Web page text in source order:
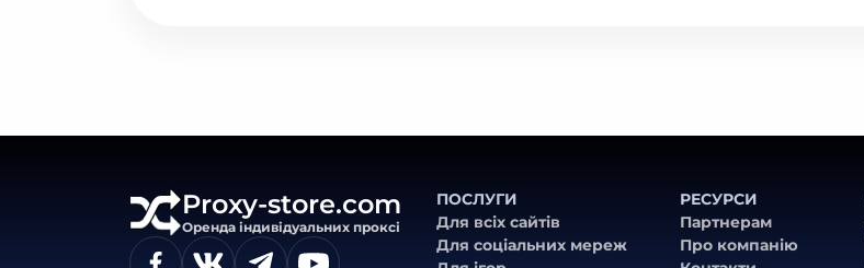
Proxy-store.com
Оренда індивідуальних проксі
ПОСЛУГИ
Для всіх сайтів
Для соціальних мереж
РЕСУРСИ
Партнерам
Про компанію